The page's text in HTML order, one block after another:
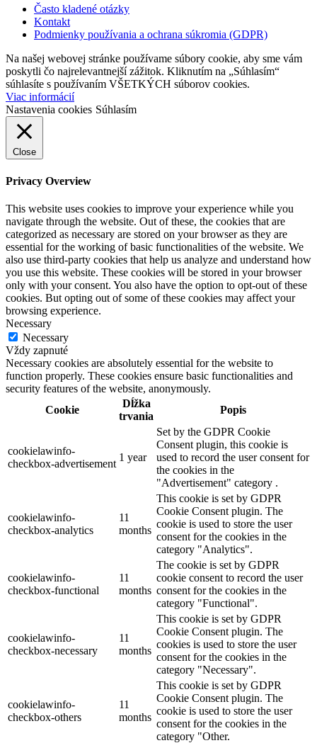
Často kladené otázky
Kontakt
Podmienky používania a ochrana súkromia (GDPR)
Na našej webovej stránke používame súbory cookie, aby sme vám
poskytli čo najrelevantnejší zážitok. Kliknutím na „Súhlasím“
súhlasíte s používaním VŠETKÝCH súborov cookies.
Viac informácií
Nastavenia cookies Súhlasím
Close
Privacy Overview
This website uses cookies to improve your experience while you
navigate through the website. Out of these, the cookies that are
categorized as necessary are stored on your browser as they are
essential for the working of basic functionalities of the website. We
also use third-party cookies that help us analyze and understand how
you use this website. These cookies will be stored in your browser
only with your consent. You also have the option to opt-out of these
cookies. But opting out of some of these cookies may affect your
browsing experience.
Necessary
Necessary
Vždy zapnuté
Necessary cookies are absolutely essential for the website to
function properly. These cookies ensure basic functionalities and
security features of the website, anonymously.
Cookie
Dĺžka
trvania
Popis
cookielawinfo-
checkbox-advertisement
1 year
Set by the GDPR Cookie
Consent plugin, this cookie is
used to record the user consent for
the cookies in the
"Advertisement" category .
cookielawinfo-
checkbox-analytics
11
months
This cookie is set by GDPR
Cookie Consent plugin. The
cookie is used to store the user
consent for the cookies in the
category "Analytics".
cookielawinfo-
checkbox-functional
11
months
The cookie is set by GDPR
cookie consent to record the user
consent for the cookies in the
category "Functional".
cookielawinfo-
checkbox-necessary
11
months
This cookie is set by GDPR
Cookie Consent plugin. The
cookies is used to store the user
consent for the cookies in the
category "Necessary".
cookielawinfo-
checkbox-others
11
months
This cookie is set by GDPR
Cookie Consent plugin. The
cookie is used to store the user
consent for the cookies in the
category "Other.